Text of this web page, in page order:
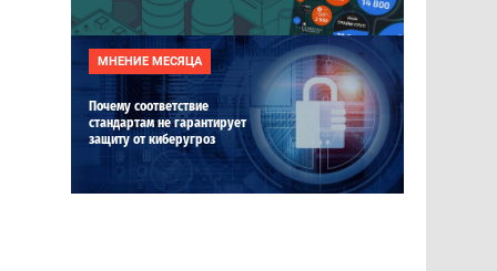
МНЕНИЕ МЕСЯЦА
Почему соответствие
стандартам не гарантирует
защиту от киберугроз